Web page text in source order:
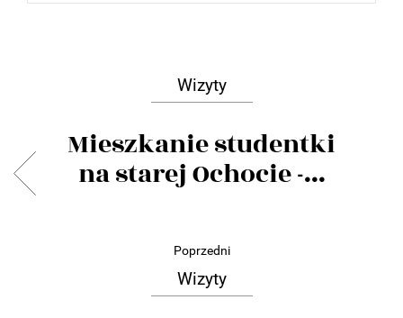
Wizyty
Mieszkanie studentki
na starej Ochocie -...
Poprzedni
Wizyty